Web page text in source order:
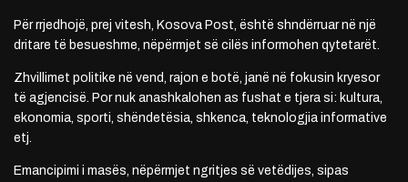
Për rrjedhojë, prej vitesh, Kosova Post, është shndërruar në një
dritare të besueshme, nëpërmjet së cilës informohen qytetarët.
Zhvillimet politike në vend, rajon e botë, janë në fokusin kryesor
të agjencisë. Por nuk anashkalohen as fushat e tjera si: kultura,
ekonomia, sporti, shëndetësia, shkenca, teknologjia informative
etj.
Emancipimi i masës, nëpërmjet ngritjes së vetëdijes, sipas